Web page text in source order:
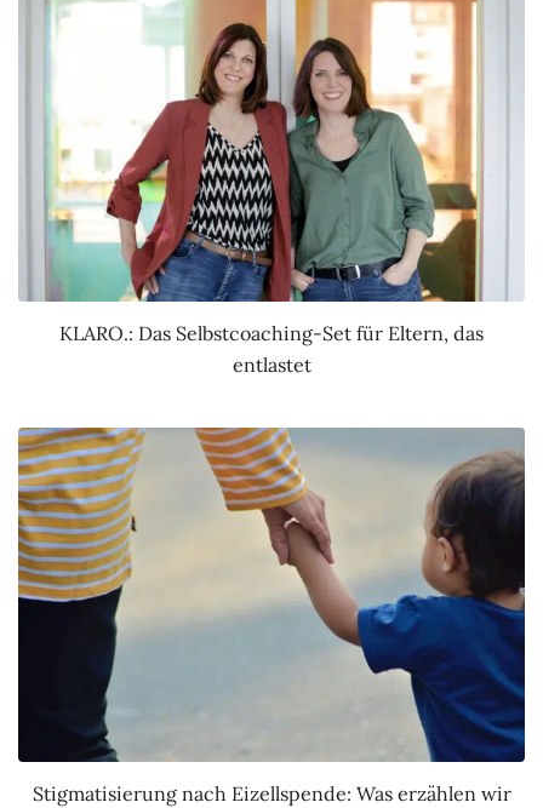
KLARO.: Das Selbstcoaching-Set für Eltern, das
entlastet
Stigmatisierung nach Eizellspende: Was erzählen wir